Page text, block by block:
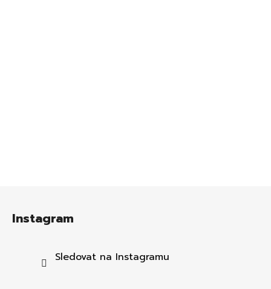
Instagram
Sledovat na Instagramu